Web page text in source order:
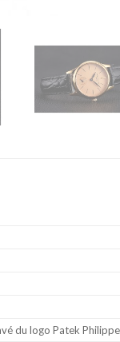
du logo Patek Philippe